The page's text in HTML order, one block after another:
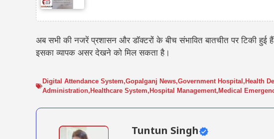
अब सभी की नजरें प्रशासन और डॉक्टरों के बीच संभावित बातचीत पर टिकी हुई
इसका व्यापक असर देखने को मिल सकता है।
Digital Attendance System,Gopalganj News,Government Hospital , Health
Administration, Healthcare System, Hospital Management, Medical
Tuntun Singh